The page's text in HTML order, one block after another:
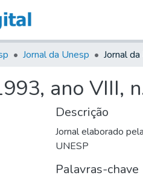
Jornal da Unesp
ano VIII,
Descrição
Jornal elaborado
UNESP
Palavras-chave